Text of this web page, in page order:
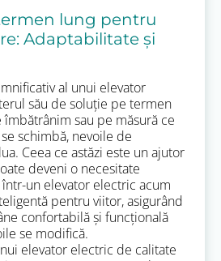
lung pentru
Adaptabilitate și
al unui elevator
său de soluție pe termen
îmbătrânim sau pe măsură ce
schimbă, nevoile de
Ceea ce astăzi este un ajutor
deveni o necesitate
un elevator electric acum
pentru viitor, asigurând
confortabilă și funcțională
se modifică.
elevator electric de calitate